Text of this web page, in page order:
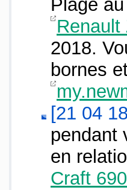
Plage au
Renault
2018.
bornes
[21 04
pendant
en
Craft